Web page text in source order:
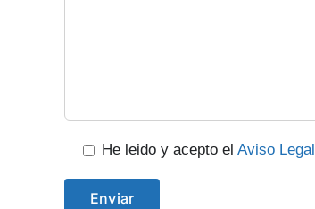
He leido y acepto el Aviso Legal